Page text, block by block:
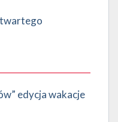
edycja wakacje